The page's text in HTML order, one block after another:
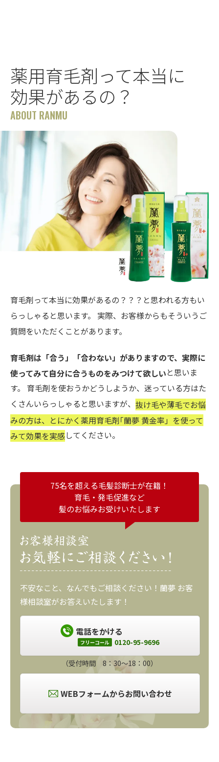
薬用育毛剤って本当に
効果があるの？
ABOUT RANMU
育毛剤って本当に効果があるの？？？と思われる方もい
らっしゃると思います。 実際、お客様からもそういうご
質問をいただくことがあります。
育毛剤は「合う」「合わない」がありますので、実際に
使ってみて自分に合うものをみつけて欲しいと思いま
す。 育毛剤を使おうかどうしようか、迷っている方はた
くさんいらっしゃると思いますが、 抜け毛や薄毛でお悩
みの方は、とにかく薬用育毛剤｢蘭夢 黄金率」を使って
みて効果を実感してください。
75名を超える毛髪診断士が在籍！
育毛・発毛促進など
髪のお悩みお受けいたします
不安なこと、なんでもご相談ください！蘭夢 お客
様相談室がお答えいたします！
電話をかける
フリーコール 0120-95-9696
（受付時間 8：30～18：00）
WEBフォームからお問い合わせ